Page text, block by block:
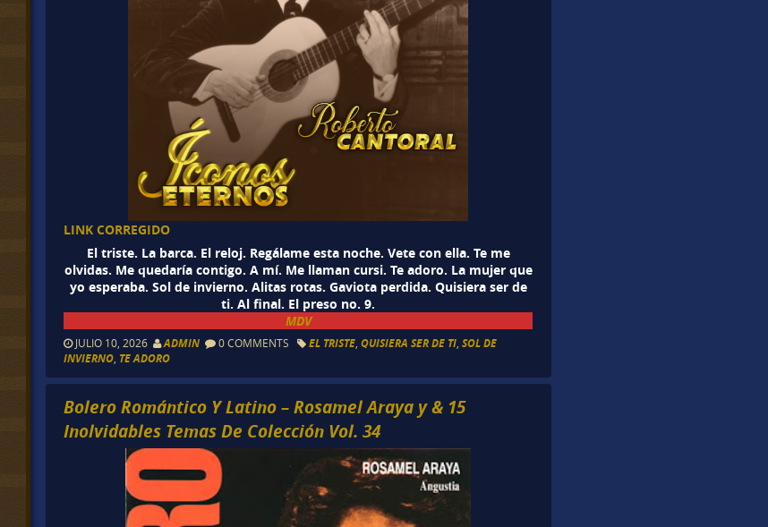
LINK CORREGIDO
El triste. La barca. El reloj. Regálame esta noche. Vete con ella. Te me
olvidas. Me quedaría contigo. A mí. Me llaman cursi. Te adoro. La mujer que
yo esperaba. Sol de invierno. Alitas rotas. Gaviota perdida. Quisiera ser de
ti. Al final. El preso no. 9.
MDV
JULIO 10, 2026 ADMIN 0 COMMENTS EL TRISTE ,QUISIERA SER DE TI ,SOL DE
INVIERNO TE ADORO
Bolero Romántico Y Latino – Rosamel Araya y & 15
Inolvidables Temas De Colección Vol. 34